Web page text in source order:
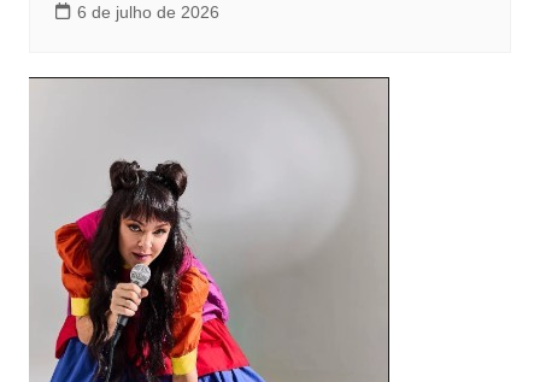
6 de julho de 2026